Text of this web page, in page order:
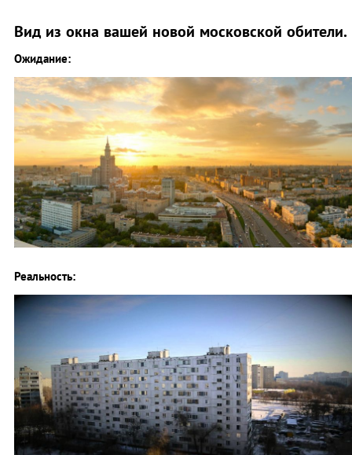
Вид из окна вашей новой московской обители.
Ожидание:
Реальность: